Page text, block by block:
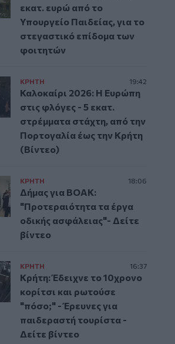
εκατ. ευρώ από το
Υπουργείο Παιδείας, για το
στεγαστικό επίδομα των
φοιτητών
ΚΡΗΤΗ 19:42
Καλοκαίρι 2026: Η Ευρώπη
στις φλόγες - 5 εκατ.
στρέμματα στάχτη, από την
Πορτογαλία έως την Κρήτη
(Βίντεο)
ΚΡΗΤΗ 18:06
Δήμας για ΒΟΑΚ:
"Προτεραιότητα τα έργα
οδικής ασφάλειας"- Δείτε
βίντεο
ΚΡΗΤΗ 16:37
Κρήτη: Έδειχνε το 10χρονο
κορίτσι και ρωτούσε
"πόσο;" - Έρευνες για
παιδεραστή τουρίστα -
Δείτε βίντεο